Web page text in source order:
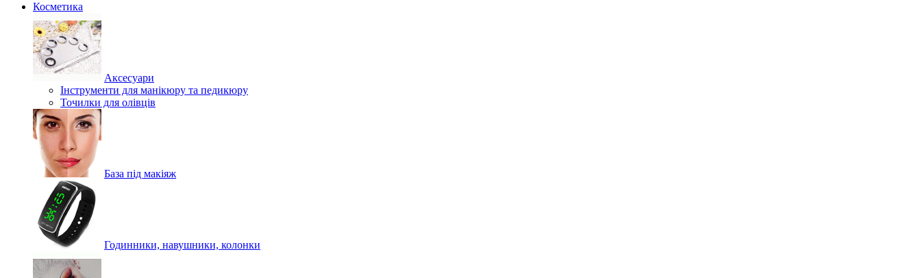
Косметика
Аксесуари
Інструменти для манікюру та педикюру
Точилки для олівців
База під макіяж
Годинники, навушники, колонки